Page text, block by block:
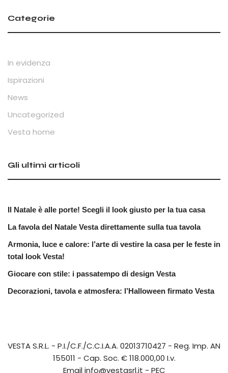
Categorie
In evidenza
Ispirazioni
News
Uncategorized
Vesta home
Gli ultimi articoli
Il Natale è alle porte! Scegli il look giusto per la tua casa
La favola del Natale Vesta direttamente sulla tua tavola
Armonia, luce e calore: l’arte di vestire la casa per le feste in
total look Vesta!
Giocare con stile: i passatempo di design Vesta
Decorazioni, tavola e atmosfera: l’Halloween firmato Vesta
VESTA S.R.L. - P.I./C.F./C.C.I.A.A. 02013710427 - Reg. Imp. AN
155011 - Cap. Soc. € 118.000,00 I.v.
Emailinfo@vestasrl.it - PEC